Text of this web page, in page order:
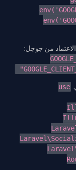
الاعتماد من جوجل:
use